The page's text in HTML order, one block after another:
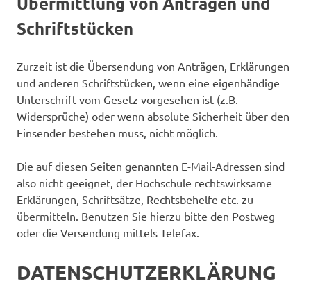
Schriftstücken
Zurzeit ist die Übersendung von Anträgen, Erklärungen
und anderen Schriftstücken, wenn eine eigenhändige
Unterschrift vom Gesetz vorgesehen ist (z.B.
Widersprüche) oder wenn absolute Sicherheit über den
Einsender bestehen muss, nicht möglich.
Die auf diesen Seiten genannten E-Mail-Adressen sind
also nicht geeignet, der Hochschule rechtswirksame
Erklärungen, Schriftsätze, Rechtsbehelfe etc. zu
übermitteln. Benutzen Sie hierzu bitte den Postweg
oder die Versendung mittels Telefax.
DATENSCHUTZERKLÄRUNG